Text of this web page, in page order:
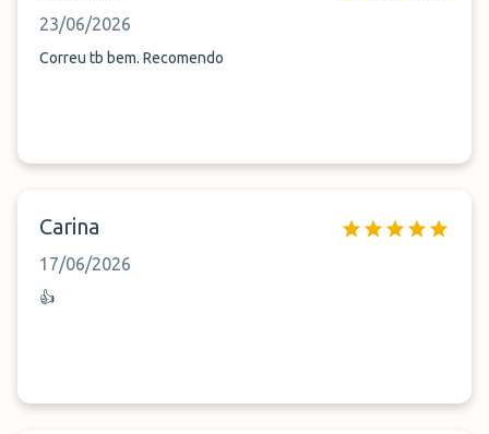
23/06/2026
Correu tb bem. Recomendo
Carina
17/06/2026
👍